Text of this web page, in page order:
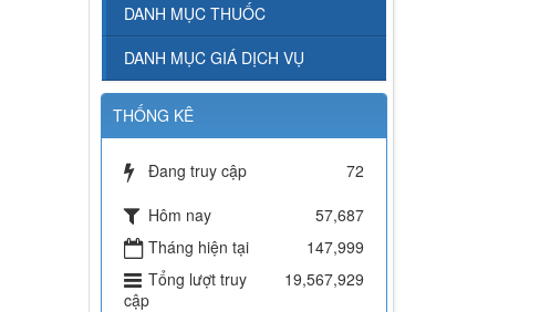
DANH MỤC THUỐC
DANH MỤC GIÁ DỊCH VỤ
THỐNG KÊ
Đang truy cập
72
Hôm nay
57,687
Tháng hiện tại
147,999
Tổng lượt truy
cập
19,567,929